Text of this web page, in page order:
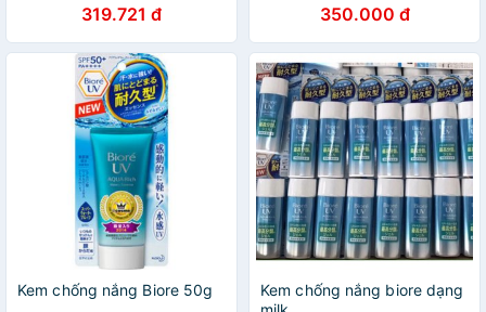
319.721 đ 350.000 đ
Kem chống nắng Biore 50g
Kem chống nắng biore dạng